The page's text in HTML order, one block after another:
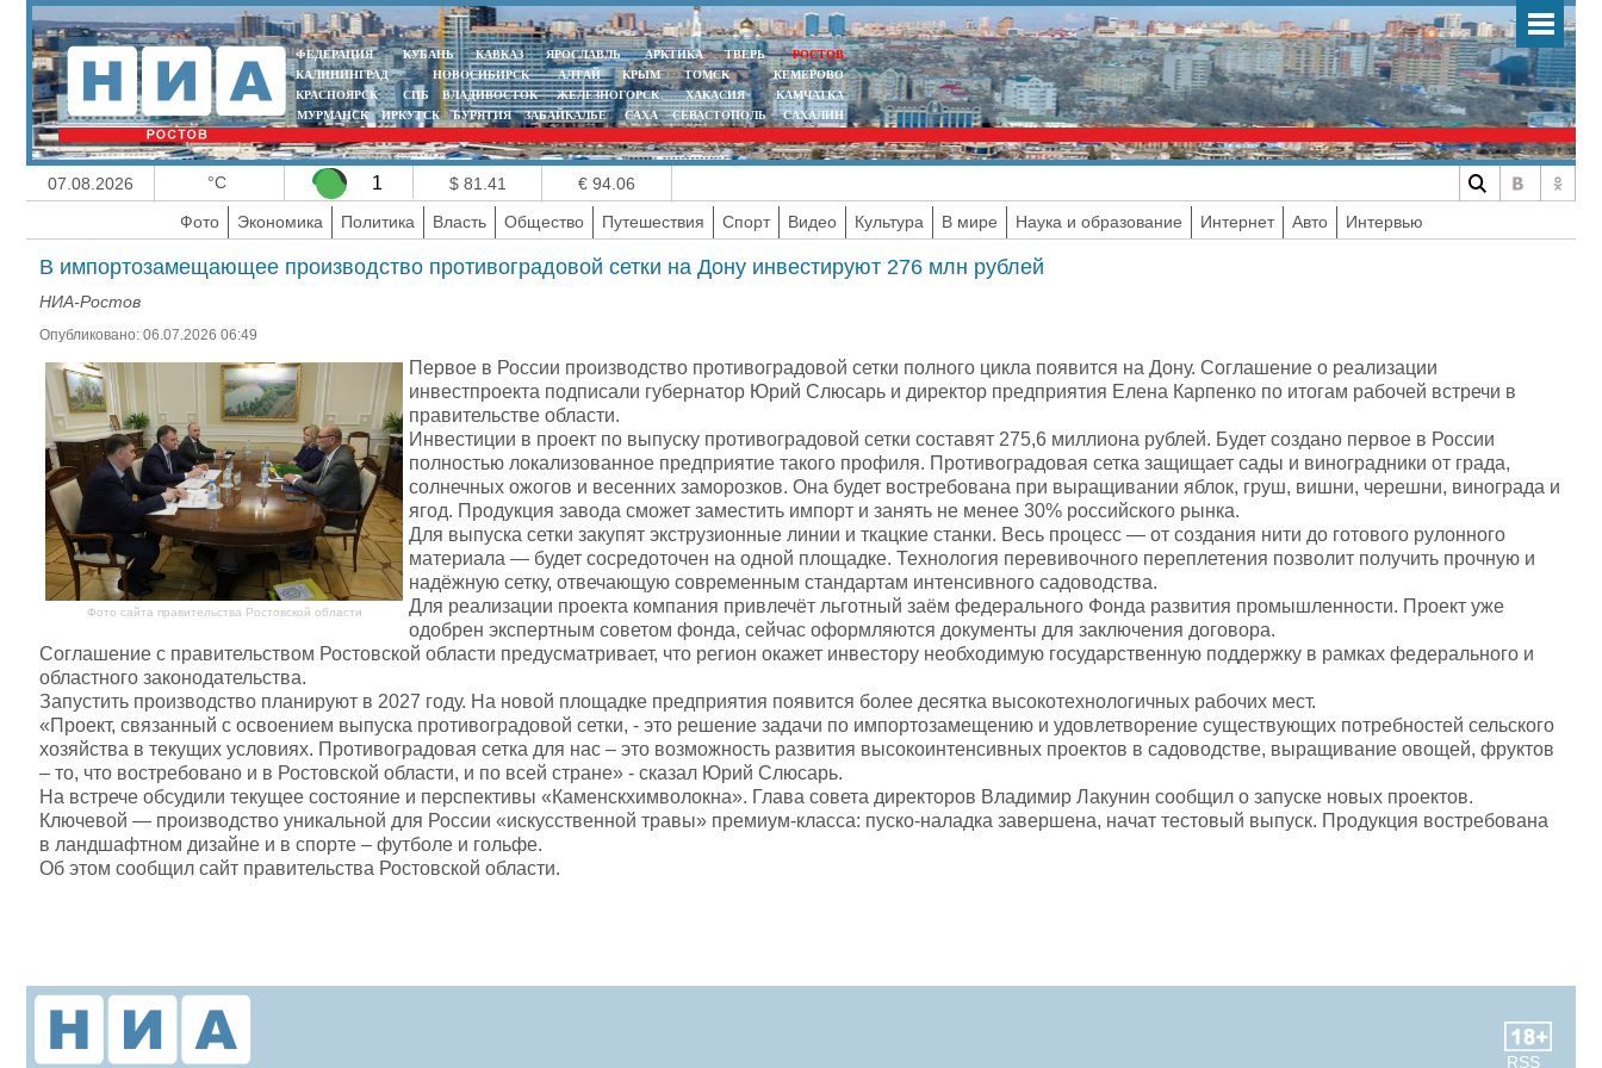
ФЕДЕРАЦИЯ КУБАНЬ КАВКАЗ ЯРОСЛАВЛЬ АРКТИКА ТВЕРЬ
РОСТОВ
КАЛИНИНГРАД
НОВОСИБИРСК АЛТАЙ КРЫМ ТОМСК
КЕМЕРОВО
КРАСНОЯРСК
СПБ ВЛАДИВОСТОК ЖЕЛЕЗНОГОРСК ХАКАСИЯ
КАМЧАТКА
МУРМАНСК
ИРКУТСК БУРЯТИЯ ЗАБАЙКАЛЬЕ САХА СЕВАСТОПОЛЬ САХАЛИН
07.08.2026 °C 1 $ 81.41
€ 94.06
Фото
Экономика Политика Власть Общество Путешествия Спорт Видео Культура В мире Наука и образование Интернет Авто Интервью
В импортозамещающее производство противоградовой сетки на Дону инвестируют 276 млн рублей
НИА-Ростов
Опубликовано: 06.07.2026 06:49
Фото сайта правительства Ростовской области
Первое в России производство противоградовой сетки полного цикла появится на Дону. Соглашение о реализации
инвестпроекта подписали губернатор Юрий Слюсарь и директор предприятия Елена Карпенко по итогам рабочей встречи в
правительстве области.
Инвестиции в проект по выпуску противоградовой сетки составят 275,6 миллиона рублей. Будет создано первое в России
полностью локализованное предприятие такого профиля. Противоградовая сетка защищает сады и виноградники от града,
солнечных ожогов и весенних заморозков. Она будет востребована при выращивании яблок, груш, вишни, черешни, винограда и
ягод. Продукция завода сможет заместить импорт и занять не менее 30% российского рынка.
Для выпуска сетки закупят экструзионные линии и ткацкие станки. Весь процесс — от создания нити до готового рулонного
материала — будет сосредоточен на одной площадке. Технология перевивочного переплетения позволит получить прочную и
надёжную сетку, отвечающую современным стандартам интенсивного садоводства.
Для реализации проекта компания привлечёт льготный заём федерального Фонда развития промышленности. Проект уже
одобрен экспертным советом фонда, сейчас оформляются документы для заключения договора.
Соглашение с правительством Ростовской области предусматривает, что регион окажет инвестору необходимую государственную поддержку в рамках федерального и
областного законодательства.
Запустить производство планируют в 2027 году. На новой площадке предприятия появится более десятка высокотехнологичных рабочих мест.
«Проект, связанный с освоением выпуска противоградовой сетки, - это решение задачи по импортозамещению и удовлетворение существующих потребностей сельского
хозяйства в текущих условиях. Противоградовая сетка для нас – это возможность развития высокоинтенсивных проектов в садоводстве, выращивание овощей, фруктов
– то, что востребовано и в Ростовской области, и по всей стране» - сказал Юрий Слюсарь.
На встрече обсудили текущее состояние и перспективы «Каменскхимволокна». Глава совета директоров Владимир Лакунин сообщил о запуске новых проектов.
Ключевой — производство уникальной для России «искусственной травы» премиум-класса: пуско-наладка завершена, начат тестовый выпуск. Продукция востребована
в ландшафтном дизайне и в спорте – футболе и гольфе.
Об этом сообщил сайт правительства Ростовской области.
RSS